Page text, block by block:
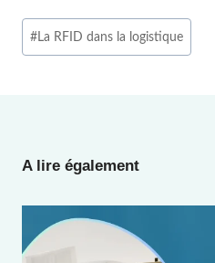
Étiquettes
# La RFID dans la logistique
A lire également